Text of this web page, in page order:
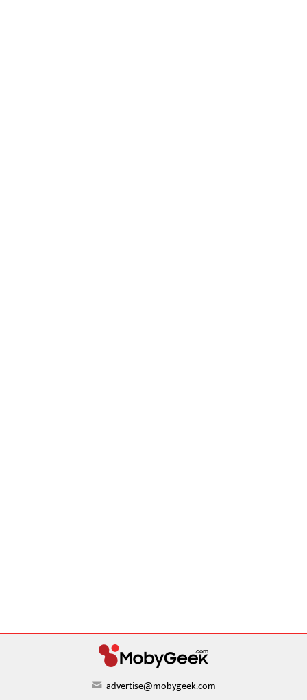
advertise@mobygeek.com